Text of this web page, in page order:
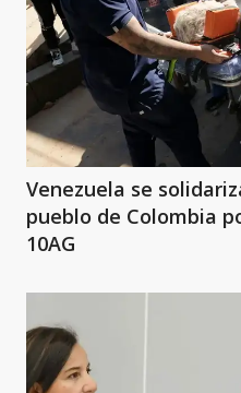
Venezuela se
pueblo de Colombia
10AG